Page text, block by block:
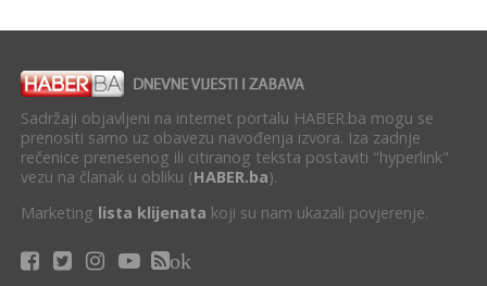
Sadržaji objavljeni na internet portalu HABER.ba mogu se
prenositi samo uz obavezu navođenja izvora. Iza zadnje
rečenice prenesenog ili citiranog teksta postaviti "hyperlink"
vezu na članak u obliku (HABER.ba).
Marketing lista klijenata koji su nam ukazali povjerenje.
ok